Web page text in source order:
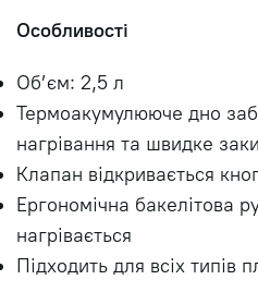
Особливості
Об’єм: 2,5 л
Термоакумулююче дно
нагрівання та швидке
Клапан відкривається
Ергономічна бакелітова
нагрівається
Підходить для всіх типів